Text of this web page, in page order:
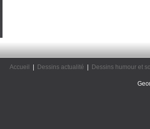
Accueil Dessins actualité Dessins humour et